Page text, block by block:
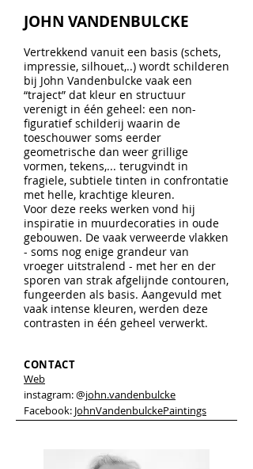
JOHN VANDENBULCKE
Vertrekkend vanuit een basis (schets,
impressie, silhouet,..) wordt schilderen
bij John Vandenbulcke vaak een
“traject” dat kleur en structuur
verenigt in één geheel: een non-
figuratief schilderij waarin de
toeschouwer soms eerder
geometrische dan weer grillige
vormen, tekens,... terugvindt in
fragiele, subtiele tinten in confrontatie
met helle, krachtige kleuren.
Voor deze reeks werken vond hij
inspiratie in muurdecoraties in oude
gebouwen. De vaak verweerde vlakken
- soms nog enige grandeur van
vroeger uitstralend - met her en der
sporen van strak afgelijnde contouren,
fungeerden als basis. Aangevuld met
vaak intense kleuren, werden deze
contrasten in één geheel verwerkt.
CONTACT
Web
instagram: @john.vandenbulcke
Facebook: JohnVandenbulckePaintings